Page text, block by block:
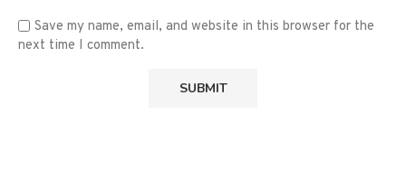
Save my name, email, and website in this browser for the
next time I comment.